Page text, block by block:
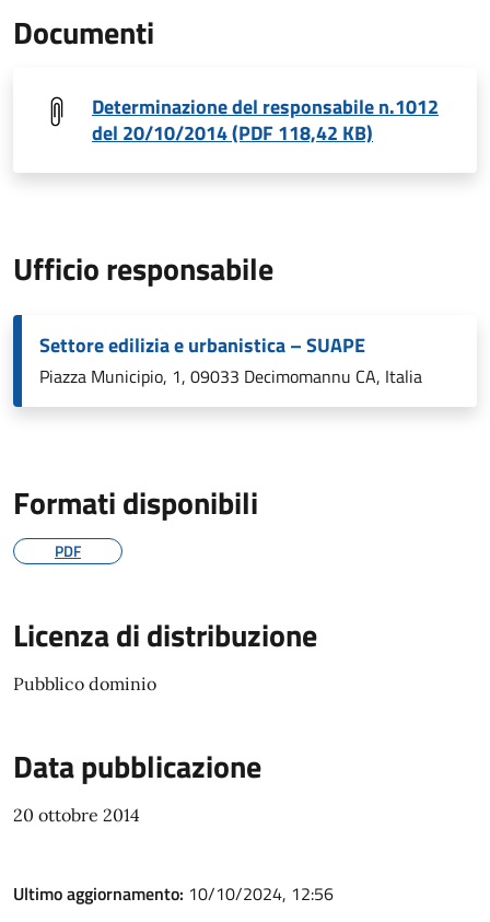
Documenti
Determinazione del responsabile n.1012
del 20/10/2014 (PDF 118,42 KB)
Ufficio responsabile
Settore edilizia e urbanistica – SUAPE
Piazza Municipio, 1, 09033 Decimomannu CA, Italia
Formati disponibili
PDF
Licenza di distribuzione
Pubblico dominio
Data pubblicazione
20 ottobre 2014
Ultimo aggiornamento: 10/10/2024, 12:56